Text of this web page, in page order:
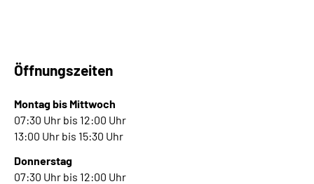
Suche
Language
Öffnungszeiten
Montag bis Mittwoch
07:30 Uhr bis 12:00 Uhr
13:00 Uhr bis 15:30 Uhr
Donnerstag
07:30 Uhr bis 12:00 Uhr